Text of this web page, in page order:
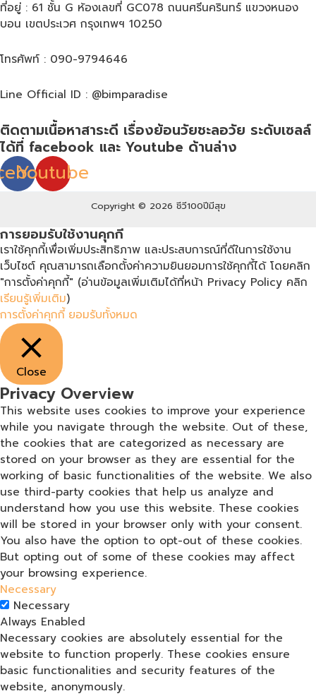
ที่อยู่ : 61 ชั้น G ห้องเลขที่ GC078 ถนนศรีนครินทร์ แขวงหนอง
บอน เขตประเวศ กรุงเทพฯ 10250
โทรศัพท์ : 090-9794646
Line Official ID : @bimparadise
ติดตามเนื้อหาสาระดี เรื่องย้อนวัยชะลอวัย ระดับเซลล์
ได้ที่ facebook และ Youtube ด้านล่าง
Youtube
Copyright © 2026 ชีวี100ปีมีสุข
การยอมรับใช้งานคุกกี้
เราใช้คุกกี้เพื่อเพิ่มประสิทธิภาพ และประสบการณ์ที่ดีในการใช้งาน
เว็บไซต์ คุณสามารถเลือกตั้งค่าความยินยอมการใช้คุกกี้ได้ โดยคลิก
"การตั้งค่าคุกกี้" (อ่านข้อมูลเพิ่มเติมได้ที่หน้า Privacy Policy คลิก
เรียนรู้เพิ่มเติม)
การตั้งค่าคุกกี้ ยอมรับทั้งหมด
Close
Privacy Overview
This website uses cookies to improve your experience
while you navigate through the website. Out of these,
the cookies that are categorized as necessary are
stored on your browser as they are essential for the
working of basic functionalities of the website. We also
use third-party cookies that help us analyze and
understand how you use this website. These cookies
will be stored in your browser only with your consent.
You also have the option to opt-out of these cookies.
But opting out of some of these cookies may affect
your browsing experience.
Necessary
Necessary
Always Enabled
Necessary cookies are absolutely essential for the
website to function properly. These cookies ensure
basic functionalities and security features of the
website, anonymously.